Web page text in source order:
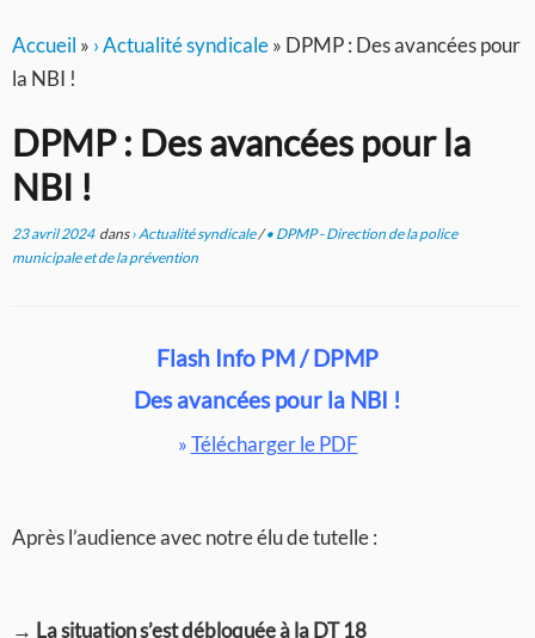
Accueil » › Actualité syndicale» DPMP : Des avancées pour
la NBI !
DPMP : Des avancées pour la
NBI !
23 avril 2024dans› Actualité syndicale/• DPMP - Direction de la police
municipale et de la prévention
Flash Info PM / DPMP
Des avancées pour la NBI !
»Télécharger le PDF
Après l’audience avec notre élu de tutelle :
→ La situation s’est débloquée à la DT 18